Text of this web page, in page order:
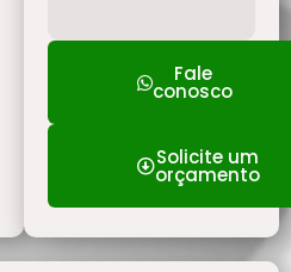
Fale
conosco
Solicite um
orçamento